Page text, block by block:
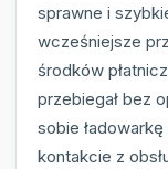
sprawne i
wcześniejsze
środków
przebiegał bez
sobie
kontakcie z